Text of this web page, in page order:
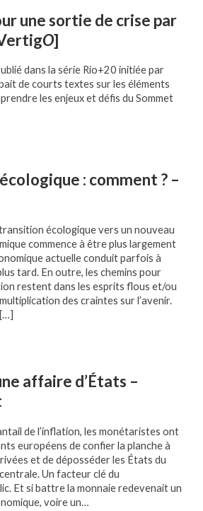
une sortie de crise par
O]
dans la série Rio+20 initiée par
de courts textes sur les éléments
les enjeux et défis du Sommet
: comment ? –
transition écologique vers un nouveau
commence à être plus largement
actuelle conduit parfois à
tard. En outre, les chemins pour
restent dans les esprits flous et/ou
des craintes sur l’avenir.
affaire d’États –
de l’inflation, les monétaristes ont
européens de confier la planche à
et de déposséder les États du
Un facteur clé du
Et si battre la monnaie redevenait un
voire un…